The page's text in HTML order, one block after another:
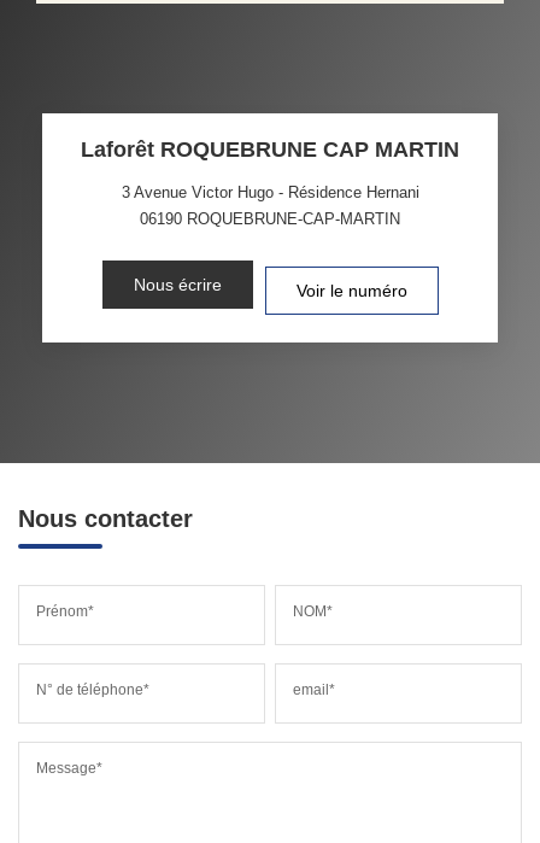
Laforêt ROQUEBRUNE CAP MARTIN
3 Avenue Victor Hugo - Résidence Hernani
06190 ROQUEBRUNE-CAP-MARTIN
Nous écrire Voir le numéro
Nous contacter
Prénom* NOM*
N° de téléphone* email*
Message*